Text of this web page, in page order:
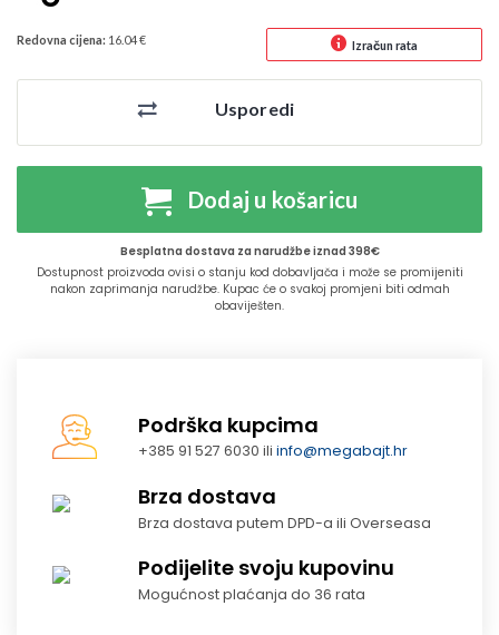
Redovna cijena: 16.04 € Izračun rata
Usporedi
Dodaj u košaricu
Besplatna dostava za narudžbe iznad 398€
Dostupnost proizvoda ovisi o stanju kod dobavljača i može se promijeniti
nakon zaprimanja narudžbe. Kupac će o svakoj promjeni biti odmah
obaviješten.
Podrška kupcima
+385 91 527 6030 iliinfo@megabajt.hr
Brza dostava
Brza dostava putem DPD-a ili Overseasa
Podijelite svoju kupovinu
Mogućnost plaćanja do 36 rata